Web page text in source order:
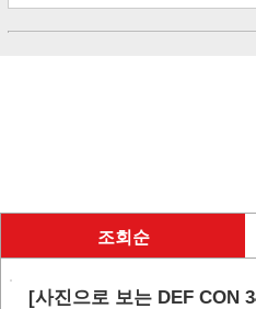
조회순
[사진으로 보는 DEF CON